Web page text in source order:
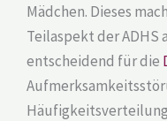
Mädchen. Dieses
Teilaspekt der ADHS
entscheidend für die